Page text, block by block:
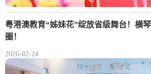
粤港澳教育“姊妹花”绽放省级舞台！横
圈！
2026-02-24